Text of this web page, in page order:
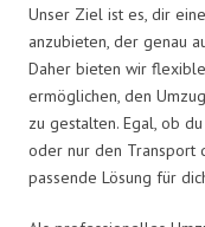
Unser Ziel ist es, dir
anzubieten, der genau
Daher bieten wir
ermöglichen, den
zu gestalten. Egal, ob
oder nur den Transport
passende Lösung für